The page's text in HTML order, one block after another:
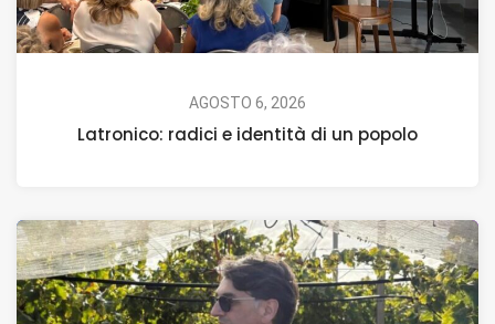
AGOSTO 6, 2026
Latronico: radici e identità di un popolo